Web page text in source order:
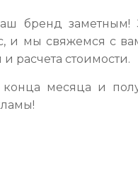
бренд заметным!
и мы свяжемся с
расчета стоимости.
месяца и